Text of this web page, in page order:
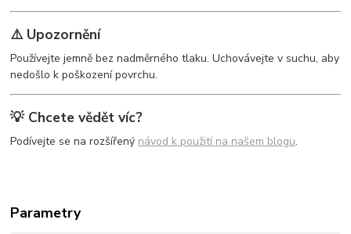
⚠️ Upozornění
Používejte jemně bez nadměrného tlaku. Uchovávejte v suchu, aby
nedošlo k poškození povrchu.
💡 Chcete vědět víc?
Podívejte se na rozšířený návod k použití na našem blogu.
Parametry